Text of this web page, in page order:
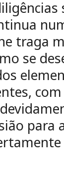
traga
se
para